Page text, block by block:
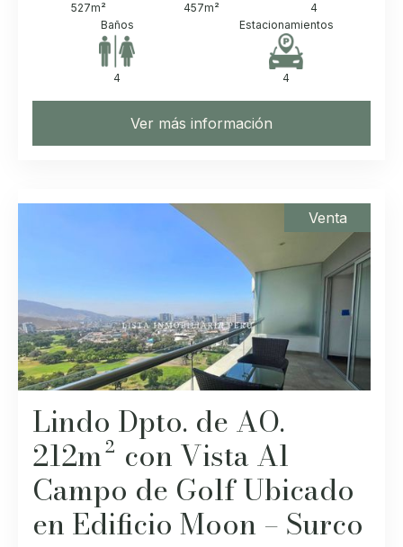
527m² 457m²
4
Baños
4
Estacionamientos
4
Ver más información
Venta
Lindo Dpto. de AO.
212m² con Vista Al
Campo de Golf Ubicado
en Edificio Moon – Surco